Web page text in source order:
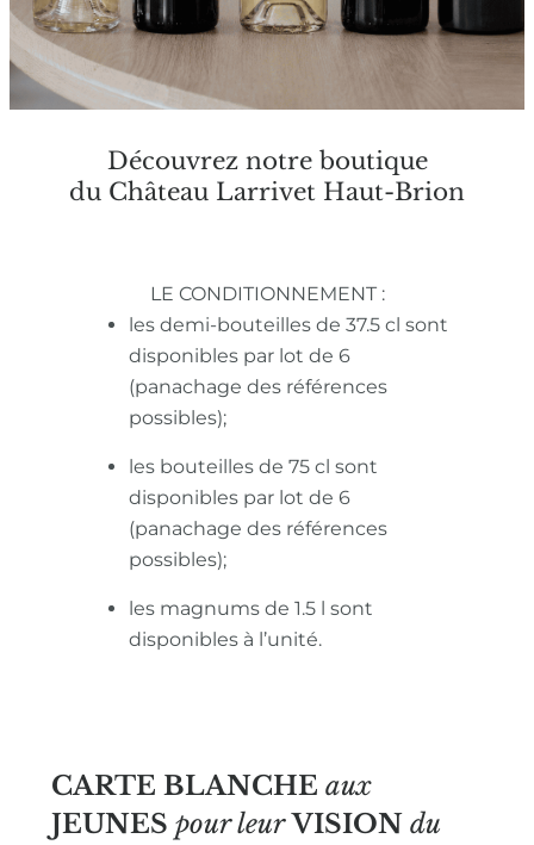
Découvrez notre boutique
du Château Larrivet Haut-Brion
LE CONDITIONNEMENT :
les demi-bouteilles de 37.5 cl sont
disponibles par lot de 6
(panachage des références
possibles);
les bouteilles de 75 cl sont
disponibles par lot de 6
(panachage des références
possibles);
les magnums de 1.5 l sont
disponibles à l’unité.
CARTE BLANCHE aux
JEUNES pour leur VISION du